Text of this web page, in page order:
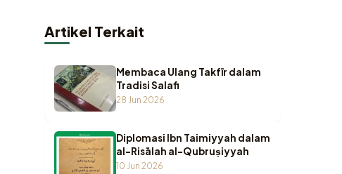
Artikel Terkait
Membaca Ulang Takfīr dalam
Tradisi Salafi
28 Jun 2026
Diplomasi Ibn Taimiyyah dalam
al-Risālah al-Qubruṣiyyah
10 Jun 2026